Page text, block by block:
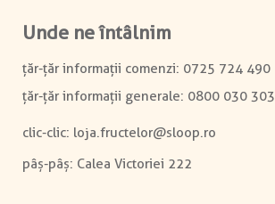
Unde ne întâlnim
0725 724 490
0800 030 303
clic-clic: loja.fructelor@sloop.ro